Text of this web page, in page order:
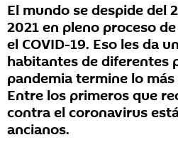
El mundo se despide del
2021 en pleno proceso
el COVID-19. Eso les da
habitantes de diferentes
pandemia termine lo
Entre los primeros que
contra el coronavirus
ancianos.